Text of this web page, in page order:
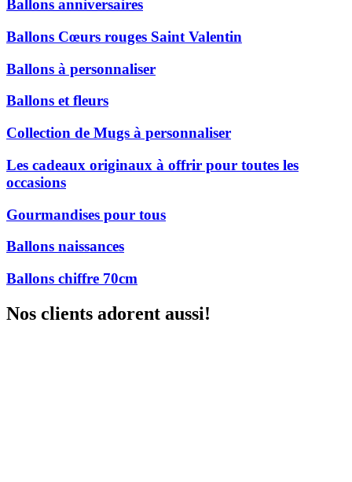
Ballons anniversaires
Ballons Cœurs rouges Saint Valentin
Ballons à personnaliser
Ballons et fleurs
Collection de Mugs à personnaliser
Les cadeaux originaux à offrir pour toutes les
occasions
Gourmandises pour tous
Ballons naissances
Ballons chiffre 70cm
Nos clients adorent aussi!